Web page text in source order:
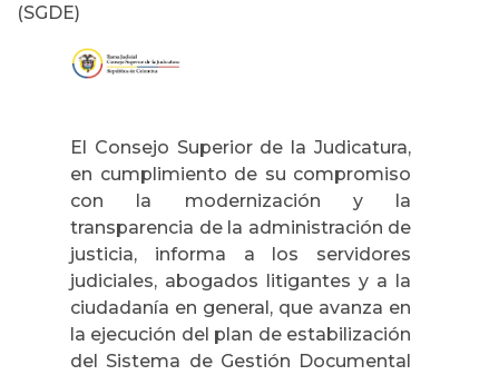
(SGDE)
El Consejo Superior de la Judicatura,
en cumplimiento de su compromiso
con la modernización y la
transparencia de la administración de
justicia, informa a los servidores
judiciales, abogados litigantes y a la
ciudadanía en general, que avanza en
la ejecución del plan de estabilización
del Sistema de Gestión Documental